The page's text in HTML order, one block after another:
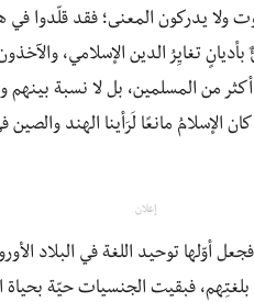
ولا يدركون المعنى؛ فقد قلّدوا في
تغايِرُ الدين الإسلامي،
من المسلمين، بل لا نسبة بينهم
الإسلامُ مانعًا لَرَأينا الهند
إعلان
أوّلها توحيد اللغة في البلاد
فبقيت الجنسيات حيّة بحياة